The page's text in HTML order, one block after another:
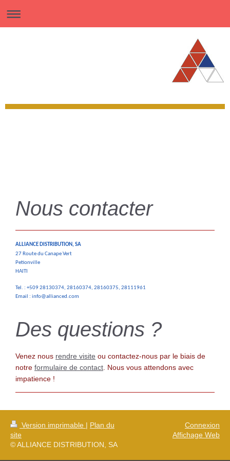
Nous contacter
ALLIANCE DISTRIBUTION, SA
27 Route du Canape Vert
Petionville
HAITI
Tel. : +509 28130374, 28160374, 28160375, 28111961
Email : info@allianced.com
Des questions ?
Venez nous rendre visite ou contactez-nous par le biais de
notre formulaire de contact . Nous vous attendons avec
impatience !
Version imprimable | Plan du
site
© ALLIANCE DISTRIBUTION, SA
Connexion
Affichage Web